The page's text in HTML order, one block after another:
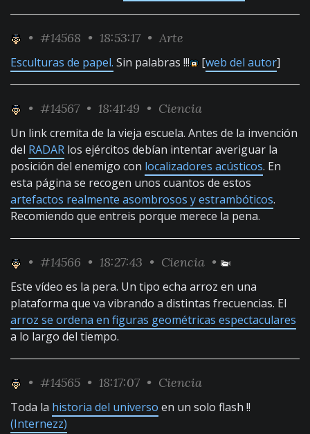
• #14568 • 18:53:17 • Arte
Esculturas de papel. Sin palabras !!! [web del autor]
• #14567 • 18:41:49 • Ciencia
Un link cremita de la vieja escuela. Antes de la invención
del RADAR los ejércitos debían intentar averiguar la
posición del enemigo con localizadores acústicos. En
esta página se recogen unos cuantos de estos
artefactos realmente asombrosos y estrambóticos.
Recomiendo que entreis porque merece la pena.
• #14566 • 18:27:43 • Ciencia •
Este vídeo es la pera. Un tipo echa arroz en una
plataforma que va vibrando a distintas frecuencias. El
arroz se ordena en figuras geométricas espectaculares
a lo largo del tiempo.
• #14565 • 18:17:07 • Ciencia
Toda la historia del universo en un solo flash !!
(Internezz)